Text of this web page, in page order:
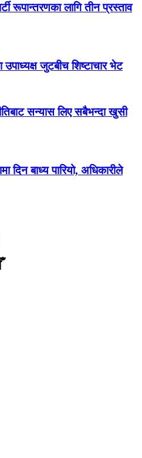
रूपान्तरणका लागि तीन प्रस्ताव
जुटबीच शिष्टाचार भेट
सन्यास लिए सबैभन्दा खुसी
दिन बाध्य पारियो, अधिकारीले